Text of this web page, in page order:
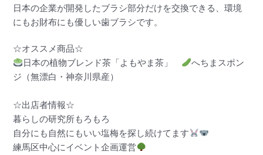
日本の企業が開発したブラシ部分だけを交換できる、環境
にもお財布にも優しい歯ブラシです。
☆オススメ商品☆
日本の植物ブレンド茶「よもやま茶」
へちまスポン
ジ（無漂白・神奈川県産）
☆出店者情報☆
暮らしの研究所もろもろ
自分にも自然にもいい塩梅を探し続けてます
練馬区中心にイベント企画運営